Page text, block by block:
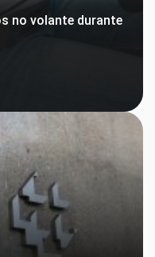
no volante durante